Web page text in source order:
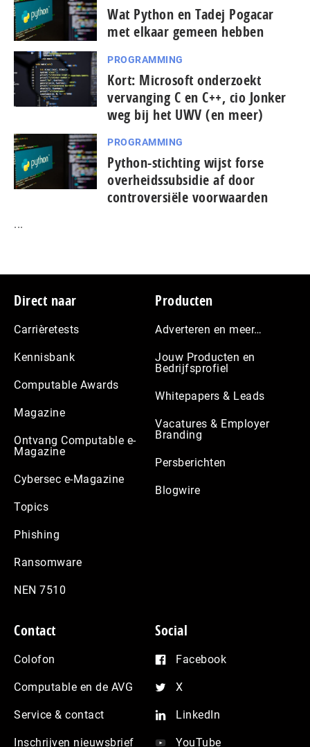
Wat Python en Tadej Pogacar
met elkaar gemeen hebben
PROGRAMMING
Kort: Microsoft onderzoekt
vervanging C en C++, cio Jonker
weg bij het UWV (en meer)
PROGRAMMING
Python-stichting wijst forse
overheidssubsidie af door
controversiële voorwaarden
...
Footer
Direct naar
Carrièretests
Kennisbank
Computable Awards
Magazine
Ontvang Computable e-
Magazine
Cybersec e-Magazine
Topics
Phishing
Ransomware
NEN 7510
Producten
Adverteren en meer…
Jouw Producten en
Bedrijfsprofiel
Whitepapers & Leads
Vacatures & Employer
Branding
Persberichten
Blogwire
Contact
Colofon
Computable en de AVG
Service & contact
Inschrijven nieuwsbrief
Social
Facebook
X
LinkedIn
YouTube